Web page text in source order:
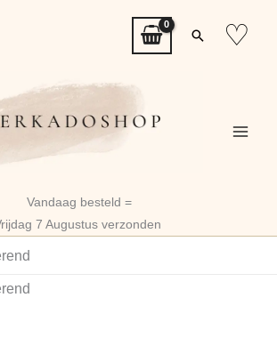
Zoeken
♡
Vandaag besteld =
7 Augustus verzonden